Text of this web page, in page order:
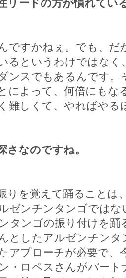
リードの方が慣れてい
ですかねぇ。でも、だ
るというわけではなく
ンスでもあるんです
によって、何倍にもな
難しくて、やればやる
さなのですね。
りを覚えて踊ることは
ゼンチンタンゴではな
タンゴの振り付けを
としたアルゼンチン
アプローチが必要で、
・ロペスさんがパート